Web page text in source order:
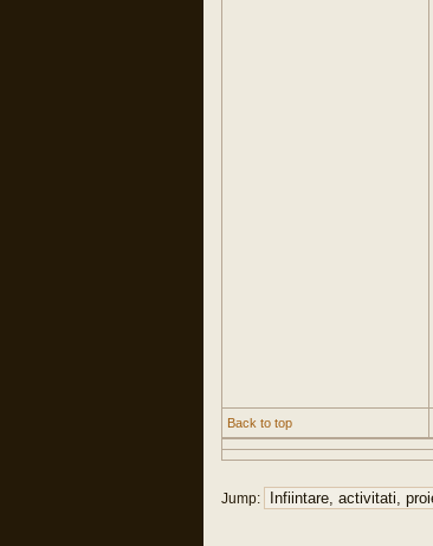
Back to top
Jump: